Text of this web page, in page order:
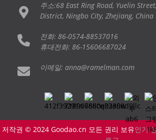
주소:68 East Ring Road, Yuelin
District, Ningbo City, Zhejiang, China
전화: 86-0574-88537016
휴대전화: 86-15606687024
이메일: anna@ramelman.com
저작권 © 2024 Goodao.cn 모든 권리 보유인기